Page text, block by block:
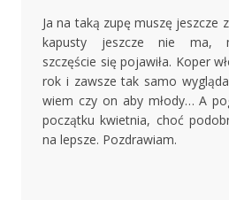
Ja na taką zupę muszę jeszcze
kapusty jeszcze nie ma,
szczęście się pojawiła. Koper
rok i zawsze tak samo
wiem czy on aby młody… A
początku kwietnia, choć
na lepsze. Pozdrawiam.